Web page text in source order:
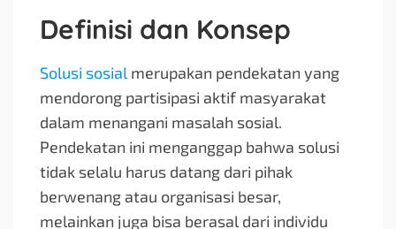
Definisi dan Konsep
Solusi sosial merupakan pendekatan yang
mendorong partisipasi aktif masyarakat
dalam menangani masalah sosial.
Pendekatan ini menganggap bahwa solusi
tidak selalu harus datang dari pihak
berwenang atau organisasi besar,
melainkan juga bisa berasal dari individu